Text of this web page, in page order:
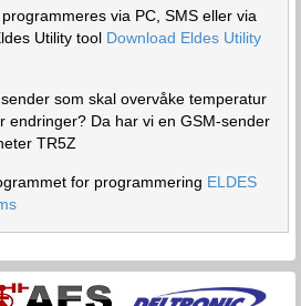
via PC, SMS eller via
Utility tool Download Eldes Utility
som skal overvåke temperatur
endringer? Da har vi en GSM-sender
TR5Z
for programmering ELDES